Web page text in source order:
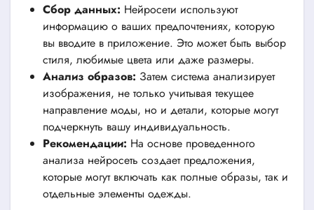
Сбор данных: Нейросети используют
информацию о ваших предпочтениях, которую
вы вводите в приложение. Это может быть выбор
стиля, любимые цвета или даже размеры.
Анализ образов: Затем система анализирует
изображения, не только учитывая текущее
направление моды, но и детали, которые могут
подчеркнуть вашу индивидуальность.
Рекомендации: На основе проведенного
анализа нейросеть создает предложения,
которые могут включать как полные образы, так и
отдельные элементы одежды.